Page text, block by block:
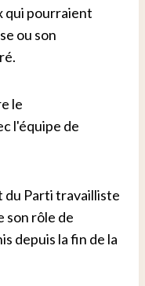
qui pourraient
ou son
le
l'équipe de
du Parti travailliste
son rôle de
depuis la fin de la